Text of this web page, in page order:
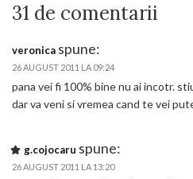
31 de comentarii
veronica spune:
26 AUGUST 2011 LA 09:24
pana vei fi 100% bine nu ai incotr.
dar va veni si vremea cand te vei
g.cojocaru spune:
26 AUGUST 2011 LA 13:20